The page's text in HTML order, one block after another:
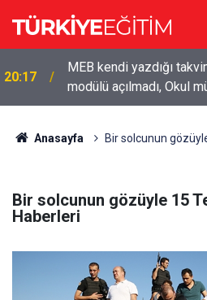
20:17
MEB kendi yazdığı
modülü açılmadı, Okul
Anasayfa Bir solcunun
Bir solcunun gözüyle 15
Haberleri